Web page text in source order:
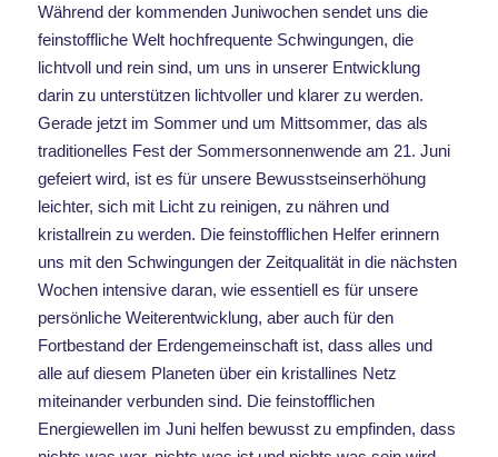
Während der kommenden Juniwochen sendet uns die
feinstoffliche Welt hochfrequente Schwingungen, die
lichtvoll und rein sind, um uns in unserer Entwicklung
darin zu unterstützen lichtvoller und klarer zu werden.
Gerade jetzt im Sommer und um Mittsommer, das als
traditionelles Fest der Sommersonnenwende am 21. Juni
gefeiert wird, ist es für unsere Bewusstseinserhöhung
leichter, sich mit Licht zu reinigen, zu nähren und
kristallrein zu werden. Die feinstofflichen Helfer erinnern
uns mit den Schwingungen der Zeitqualität in die nächsten
Wochen intensive daran, wie essentiell es für unsere
persönliche Weiterentwicklung, aber auch für den
Fortbestand der Erdengemeinschaft ist, dass alles und
alle auf diesem Planeten über ein kristallines Netz
miteinander verbunden sind. Die feinstofflichen
Energiewellen im Juni helfen bewusst zu empfinden, dass